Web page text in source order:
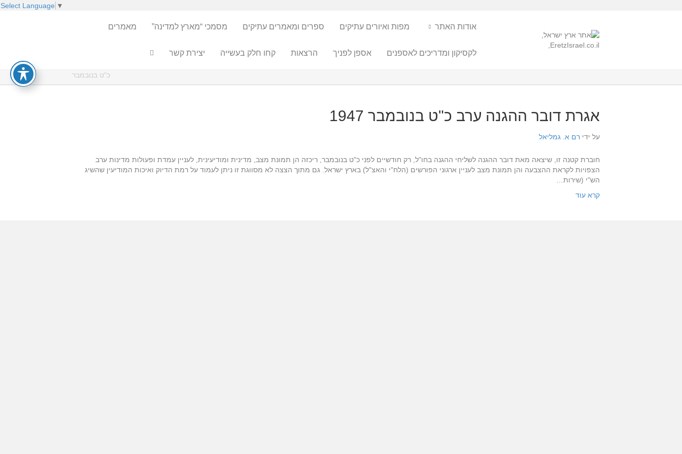
Select Language ▼
אודות האתר מפות ואיורים עתיקים ספרים ומאמרים עתיקים מסמכי “מארץ למדינה” מאמרים
לקסיקון ומדריכים לאספנים אספן לפניך הרצאות קחו חלק בעשייה יצירת קשר
כ"ט בנובמבר
אגרת דובר ההגנה ערב כ"ט בנובמבר 1947
על ידי רם א. גמליאל
חוברת קטנה זו, שיצאה מאת דובר ההגנה לשליחי ההגנה בחו"ל, רק חודשיים לפני כ"ט בנובמבר, ריכזה הן תמונת מצב, מדינית ומודיעינית, לעניין עמדת ופעולות מדינות ערב
הצפויות לקראת ההצבעה והן תמונת מצב לעניין ארגוני הפורשים (הלח"י והאצ"ל) בארץ ישראל. גם מתוך הצצה לא מסווגת זו ניתן לעמוד על רמת הדיוק ואיכות המודיעין שהשיג
הש"י (שירות…
קרא עוד